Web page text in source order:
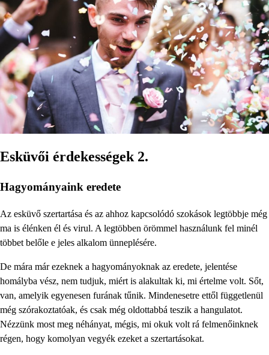
Esküvői érdekességek 2.
Hagyományaink eredete
Az esküvő szertartása és az ahhoz kapcsolódó szokások legtöbbje még
ma is élénken él és virul. A legtöbben örömmel használunk fel minél
többet belőle e jeles alkalom ünneplésére.
De mára már ezeknek a hagyományoknak az eredete, jelentése
homályba vész, nem tudjuk, miért is alakultak ki, mi értelme volt. Sőt,
van, amelyik egyenesen furának tűnik. Mindenesetre ettől függetlenül
még szórakoztatóak, és csak még oldottabbá teszik a hangulatot.
Nézzünk most meg néhányat, mégis, mi okuk volt rá felmenőinknek
régen, hogy komolyan vegyék ezeket a szertartásokat.